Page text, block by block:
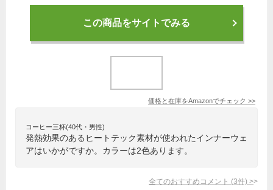
この商品をサイトでみる
価格と在庫をAmazonでチェック >>
コーヒー三杯(40代・男性)
発熱効果のあるヒートテック素材が使われたインナーウェ
アはいかがですか。カラーは2色あります。
全てのおすすめコメント (3件) >